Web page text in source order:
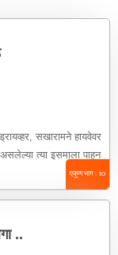
सखारामने हायवेवर
त्या इसमाला पाहुन
एकूण भाग : 10
..